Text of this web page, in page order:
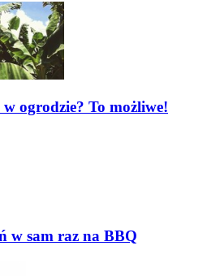
ogrodzie? To możliwe!
w sam raz na BBQ